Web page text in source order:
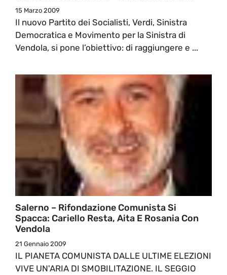
15 Marzo 2009
Il nuovo Partito dei Socialisti, Verdi, Sinistra
Democratica e Movimento per la Sinistra di
Vendola, si pone l’obiettivo: di raggiungere e ...
Salerno – Rifondazione Comunista Si
Spacca: Cariello Resta, Aita E Rosania Con
Vendola
21 Gennaio 2009
IL PIANETA COMUNISTA DALLE ULTIME ELEZIONI
VIVE UN'ARIA DI SMOBILITAZIONE. IL SEGGIO